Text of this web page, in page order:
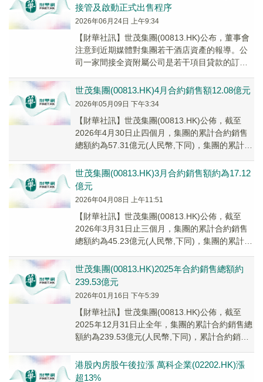
接管及啟動正式出售程序
2026年06月24日 上午9:34
​【財華社訊】世茂集團(00813.HK)公布，董事會
注意到近期媒體對集團若干酒店資產的報導。公
司一家間接全資附屬公司是若干項目貸款的訂約
世茂集團(00813.HK)4月合約銷售額12.08億元
2026年05月09日 下午3:34
​【財華社訊】世茂集團(00813.HK)公佈，截至
2026年4月30日止四個月，集團的累計合約銷售
總額約為57.31億元(人民幣,下同)，集團的累計合
世茂集團(00813.HK)3月合約銷售額約為17.12
億元
2026年04月08日 上午11:51
​【財華社訊】世茂集團(00813.HK)公佈，截至
2026年3月31日止三個月，集團的累計合約銷售
總額約為45.23億元(人民幣,下同)，集團的累計合
世茂集團(00813.HK)2025年合約銷售總額約
239.53億元
2026年01月16日 下午5:39
【財華社訊】世茂集團(00813.HK)公佈，截至
2025年12月31日止全年，集團的累計合約銷售總
額約為239.53億元(人民幣,下同)，累計合約銷售
港股內房股午後拉漲 萬科企業(02202.HK)漲
超13%